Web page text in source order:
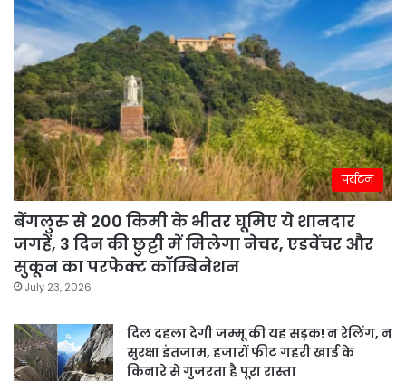
पर्यटन
बेंगलुरु से 200 किमी के भीतर घूमिए ये शानदार
जगहें, 3 दिन की छुट्टी में मिलेगा नेचर, एडवेंचर और
सुकून का परफेक्ट कॉम्बिनेशन
July 23, 2026
दिल दहला देगी जम्मू की यह सड़क! न रेलिंग, न
सुरक्षा इंतजाम, हजारों फीट गहरी खाई के
किनारे से गुजरता है पूरा रास्ता